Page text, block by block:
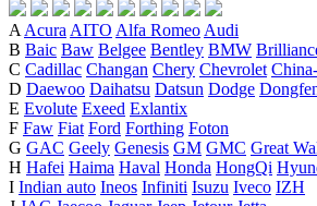
A Acura AITO Alfa Romeo Audi
B Baic Baw Belgee Bentley BMW
C Cadillac Changan Chery Chevrolet
D Daewoo Daihatsu Datsun Dodge
E Evolute Exeed Exlantix
F Faw Fiat Ford Forthing Foton
G GAC Geely Genesis GM GMC Great
H Hafei Haima Haval Honda HongQi
I Indian auto Ineos Infiniti Isuzu Iveco IZH